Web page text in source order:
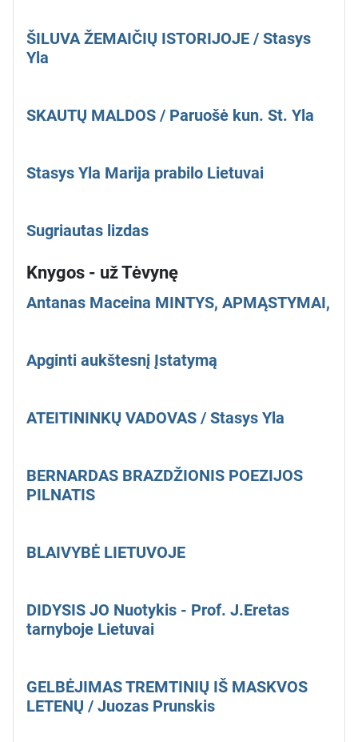
ŠILUVA ŽEMAIČIŲ ISTORIJOJE / Stasys
Yla
SKAUTŲ MALDOS / Paruošė kun. St. Yla
Stasys Yla Marija prabilo Lietuvai
Sugriautas lizdas
Knygos - už Tėvynę
Antanas Maceina MINTYS, APMĄSTYMAI,
Apginti aukštesnį Įstatymą
ATEITININKŲ VADOVAS / Stasys Yla
BERNARDAS BRAZDŽIONIS POEZIJOS
PILNATIS
BLAIVYBĖ LIETUVOJE
DIDYSIS JO Nuotykis - Prof. J.Eretas
tarnyboje Lietuvai
GELBĖJIMAS TREMTINIŲ IŠ MASKVOS
LETENŲ / Juozas Prunskis